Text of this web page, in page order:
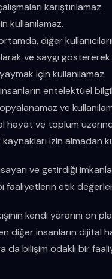
karıştırılamaz.
kullanılamaz.
diğer
ve saygı göstererek
için kullanılamaz.
entelektüel
ve
hayat ve toplum
izin almadan
ve getirdiği
faaliyetlerin etik
kendi yararını ön
diğer insanların dijital
da bilişim odaklı bir